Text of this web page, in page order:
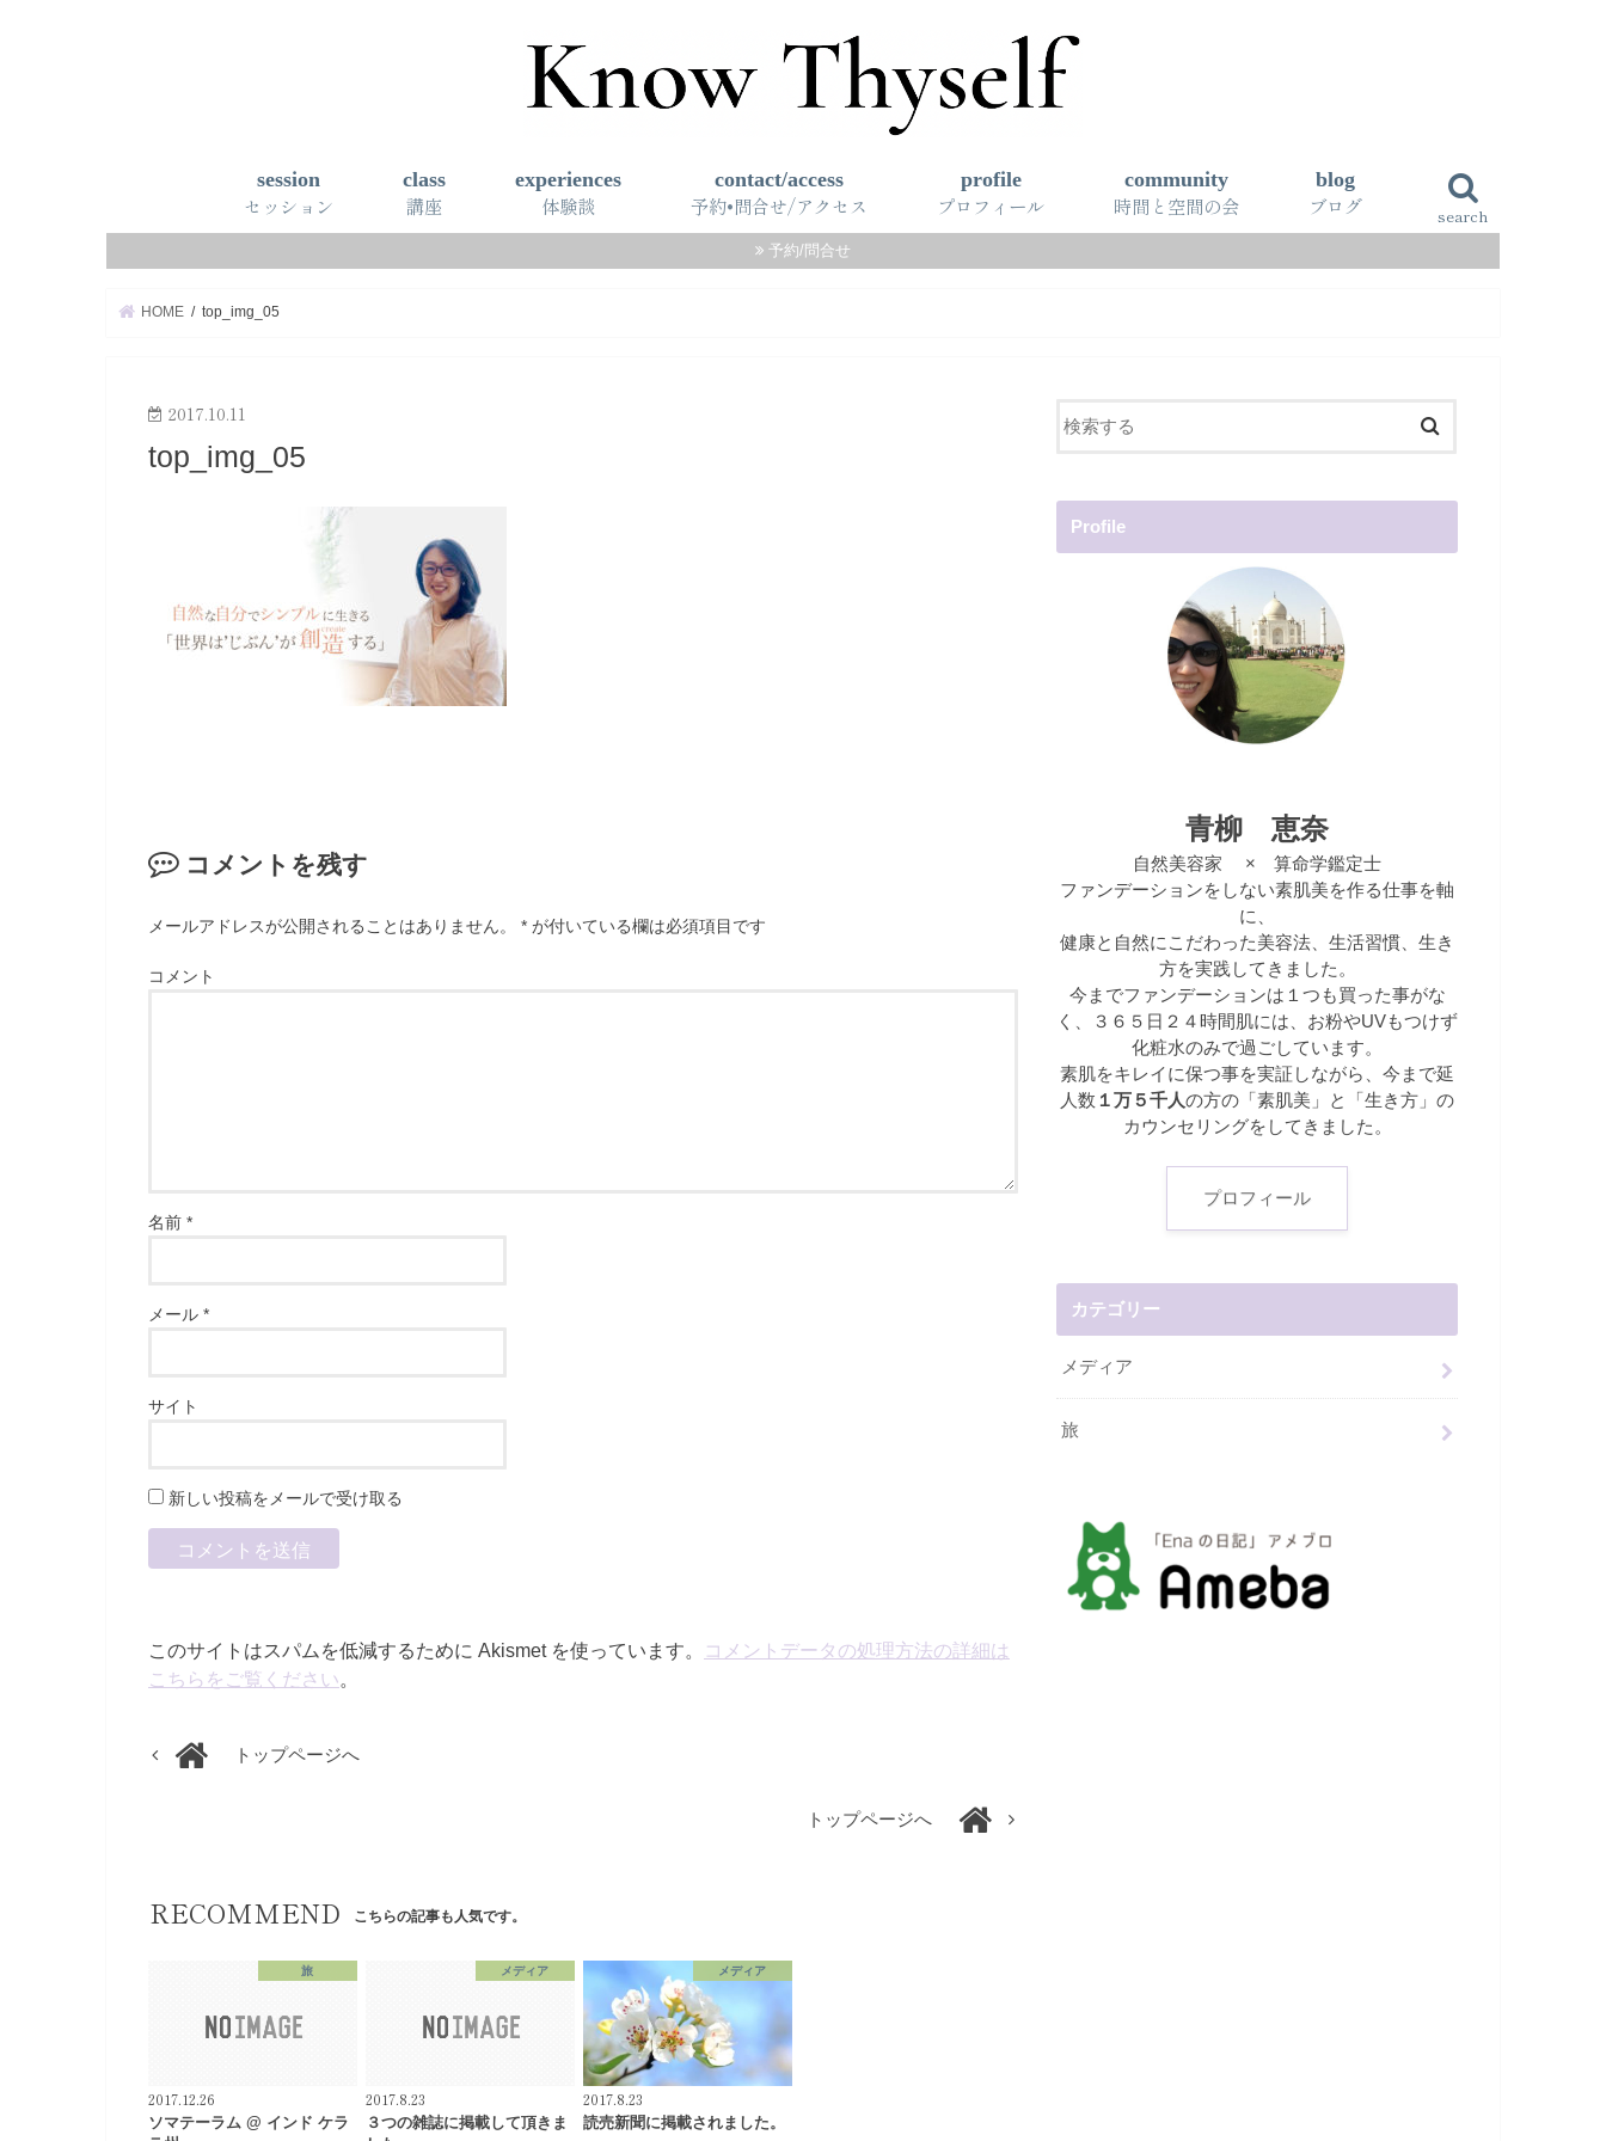
search
session
セッション
心理療法
算命学鑑定
キネシオロジー
フラワーエッセンス
自分を知るセッション 自分を知るコースセッション
class
講座
顔ヨガ講座
ワークショップ
experiences
体験談
contact/access
予約•問合せ/アクセス
プライバシー ポリシー
profile
プロフィール
community
時間と空間の会
blog
ブログ
予約/問合せ
HOME top_img_05
2017.10.11
top_img_05
コメントを残す
メールアドレスが公開されることはありません。 * が付いている欄は必須項目です
コメント
名前 *
メール *
サイト
新しい投稿をメールで受け取る
このサイトはスパムを低減するために Akismet を使っています。
コメントデータの処理方法の詳細は
こちらをご覧ください
トップページへ
トップページへ
RECOMMEND こちらの記事も人気です。
旅
2017.12.26
ソマテーラム @ インド ケラ
メディア
2017.8.23
３つの雑誌に掲載して頂きま
メディア
2017.8.23
読売新聞に掲載されました。
Profile
青柳 恵奈
自然美容家 × 算命学鑑定士
ファンデーションをしない素肌美を作る仕事を軸
に、
健康と自然にこだわった美容法、生活習慣、生き
方を実践してきました。
今までファンデーションは１つも買った事がな
く、３６５日２４時間肌には、お粉やUVもつけず
化粧水のみで過ごしています。
素肌をキレイに保つ事を実証しながら、今まで延
人数 １万５千人の方の「素肌美」と「生き方」の
カウンセリングをしてきました。
プロフィール
カテゴリー
メディア
旅